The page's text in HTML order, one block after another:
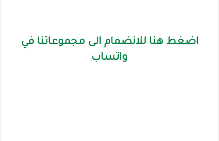
اضغط هنا للانضمام الى مجموعاتنا في
واتساب